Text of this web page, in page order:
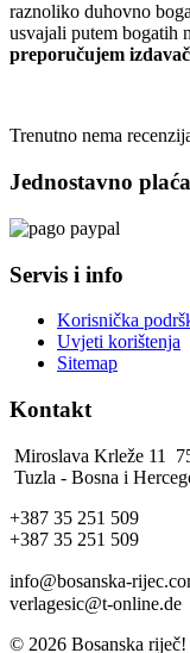
raznoliko duhovno
usvajali putem bogatih
preporučujem
Trenutno nema
Jednostavno
Servis i info
Korisnička
Uvjeti korištenja
Sitemap
Kontakt
Miroslava Krleže 11
Tuzla - Bosna i
+387 35 251 509
+387 35 251 509
info@bosanska-
verlagesic@t-online.de
© 2026 Bosanska riječ!